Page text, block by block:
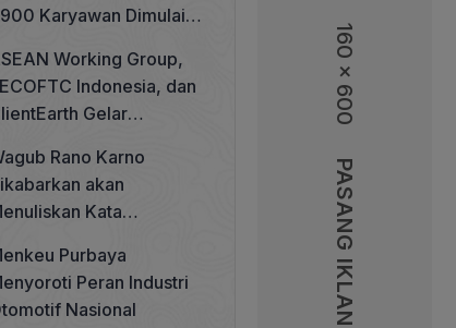
160 x 600
PASANG IKLAN
Karyawan Dimulai 5
Working Group,
Indonesia, dan
Gelar
Tata Kelola
Sosial
Rano Karno
akan
Kata
100 Tahun
Purbaya
Peran Industri
Nasional